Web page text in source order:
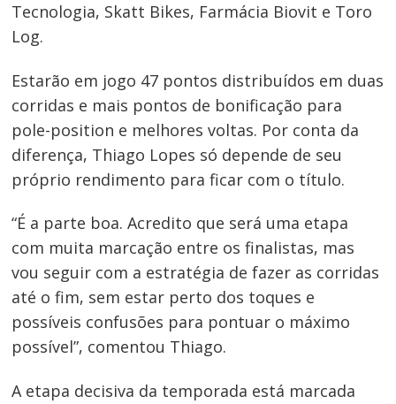
Tecnologia, Skatt Bikes, Farmácia Biovit e Toro
Log.
Estarão em jogo 47 pontos distribuídos em duas
corridas e mais pontos de bonificação para
pole-position e melhores voltas. Por conta da
diferença, Thiago Lopes só depende de seu
próprio rendimento para ficar com o título.
“É a parte boa. Acredito que será uma etapa
com muita marcação entre os finalistas, mas
vou seguir com a estratégia de fazer as corridas
até o fim, sem estar perto dos toques e
possíveis confusões para pontuar o máximo
possível”, comentou Thiago.
A etapa decisiva da temporada está marcada
Navegação
de
Post